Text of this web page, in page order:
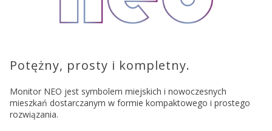
Potężny, prosty i kompletny.
Monitor NEO jest symbolem miejskich i nowoczesnych
mieszkań dostarczanym w formie kompaktowego i prostego
rozwiązania.